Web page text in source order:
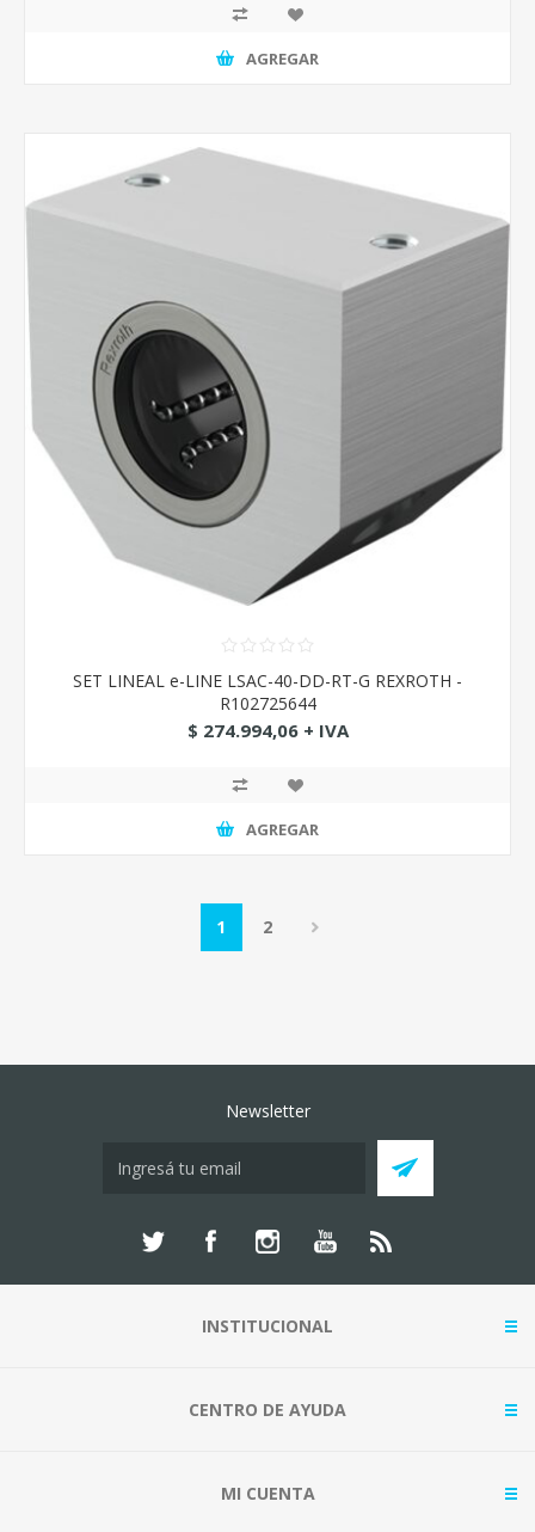
AGREGAR
SET LINEAL e-LINE LSAC-40-DD-RT-G REXROTH -
R102725644
$ 274.994,06 + IVA
AGREGAR
1 2
Newsletter
INSTITUCIONAL
CENTRO DE AYUDA
MI CUENTA